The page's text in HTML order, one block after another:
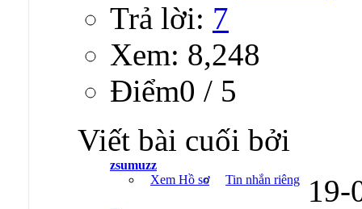
Trả lời: 7
Xem: 8,248
Ðiểm0 / 5
Viết bài cuối bởi
zsumuzz
Xem Hồ sơ
Tin nhắn riêng